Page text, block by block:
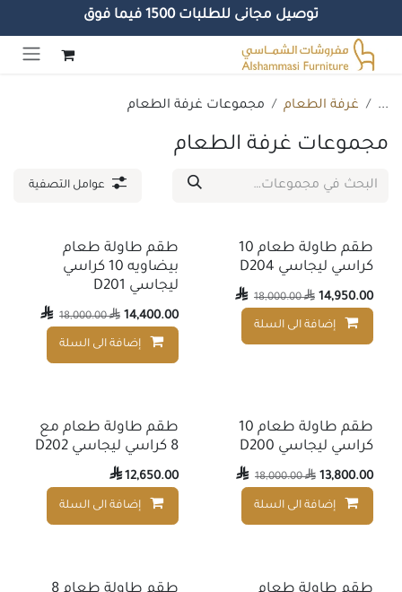
توصيل مجانى للطلبات 1500 فيما فوق
تخطي للذهاب إلى المحتوى
... غرفة الطعام مجموعات غرفة الطعام
مجموعات غرفة الطعام
عوامل التصفية
طقم طاولة طعام 10
كراسي ليجاسي D204
14,950.00
18,000.00
إضافة الى السلة إضافة إلى قائمة الأمنيات
طقم طاولة طعام
بيضاويه 10 كراسي
ليجاسي D201
14,400.00

18,000.00
إضافة الى السلة
طقم طاولة طعام 10
كراسي ليجاسي D200
13,800.00
18,000.00
إضافة الى السلة إضافة إلى قائمة الأمنيات
طقم طاولة طعام مع
8 كراسي ليجاسي D202
12,650.00

إضافة الى السلة